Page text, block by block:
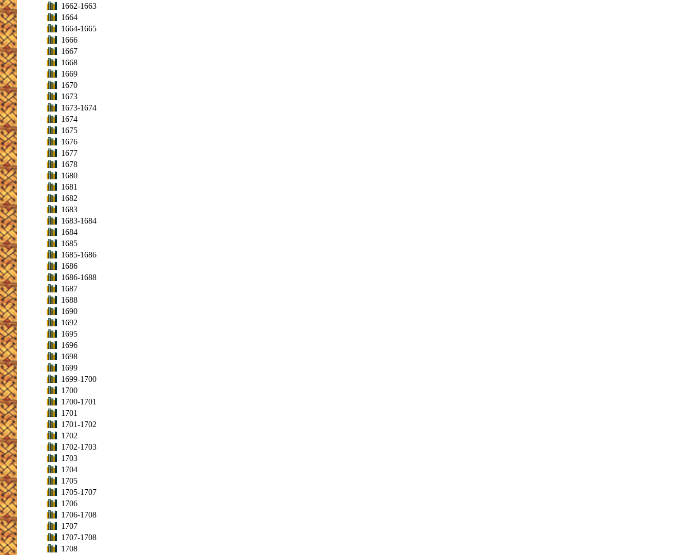
1662-1663
1664
1664-1665
1666
1667
1668
1669
1670
1673
1673-1674
1674
1675
1676
1677
1678
1680
1681
1682
1683
1683-1684
1684
1685
1685-1686
1686
1686-1688
1687
1688
1690
1692
1695
1696
1698
1699
1699-1700
1700
1700-1701
1701
1701-1702
1702
1702-1703
1703
1704
1705
1705-1707
1706
1706-1708
1707
1707-1708
1708